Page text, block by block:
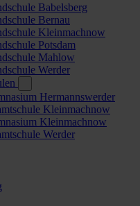
Babelsberg
Bernau
Kleinmachnow
Potsdam
Mahlow
Werder
Hermannswerder
Kleinmachnow
Kleinmachnow
Werder